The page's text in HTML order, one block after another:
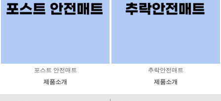
포스트 안전매트
제품소개
추락안전매트
제품소개